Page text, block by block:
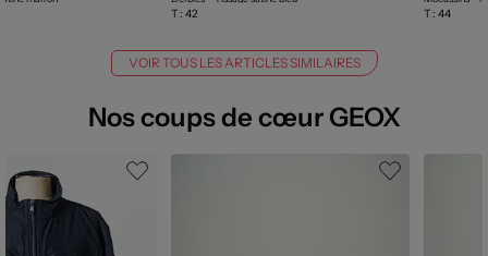
T : 42 T : 44
VOIR TOUS LES ARTICLES SIMILAIRES
Nos coups de cœur GEOX